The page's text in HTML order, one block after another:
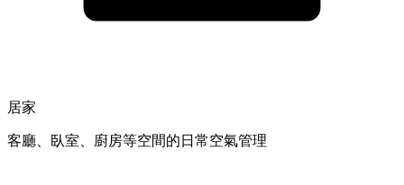
居家
客廳、臥室、廚房等空間的日常空氣管理